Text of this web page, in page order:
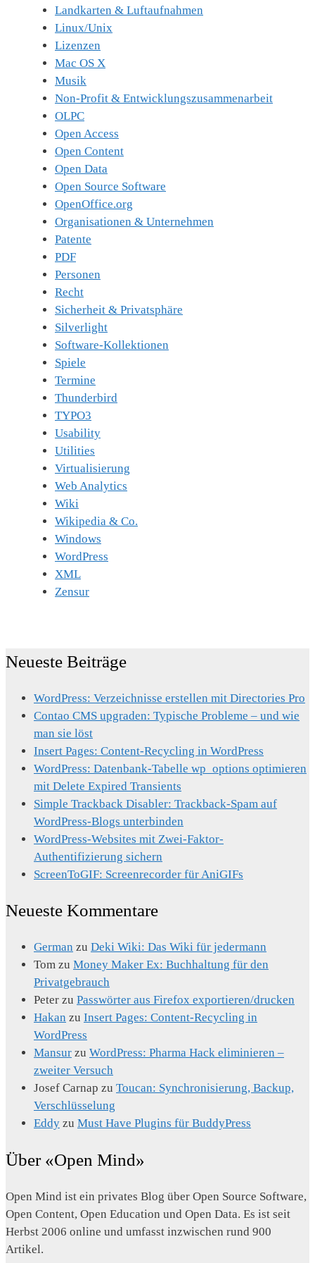
Landkarten & Luftaufnahmen
Linux/Unix
Lizenzen
Mac OS X
Musik
Non-Profit & Entwicklungszusammenarbeit
OLPC
Open Access
Open Content
Open Data
Open Source Software
OpenOffice.org
Organisationen & Unternehmen
Patente
PDF
Personen
Recht
Sicherheit & Privatsphäre
Silverlight
Software-Kollektionen
Spiele
Termine
Thunderbird
TYPO3
Usability
Utilities
Virtualisierung
Web Analytics
Wiki
Wikipedia & Co.
Windows
WordPress
XML
Zensur
Neueste Beiträge
WordPress: Verzeichnisse erstellen mit Directories Pro
Contao CMS upgraden: Typische Probleme – und wie
man sie löst
Insert Pages: Content-Recycling in WordPress
WordPress: Datenbank-Tabelle wp_options optimieren
mit Delete Expired Transients
Simple Trackback Disabler: Trackback-Spam auf
WordPress-Blogs unterbinden
WordPress-Websites mit Zwei-Faktor-
Authentifizierung sichern
ScreenToGIF: Screenrecorder für AniGIFs
Neueste Kommentare
German zu Deki Wiki: Das Wiki für jedermann
Tom zu Money Maker Ex: Buchhaltung für den
Privatgebrauch
Peter zu Passwörter aus Firefox exportieren/drucken
Hakan zu Insert Pages: Content-Recycling in
WordPress
Mansur zu WordPress: Pharma Hack eliminieren –
zweiter Versuch
Josef Carnap zu Toucan: Synchronisierung, Backup,
Verschlüsselung
Eddy zu Must Have Plugins für BuddyPress
Über «Open Mind»
Open Mind ist ein privates Blog über Open Source Software,
Open Content, Open Education und Open Data. Es ist seit
Herbst 2006 online und umfasst inzwischen rund 900
Artikel.